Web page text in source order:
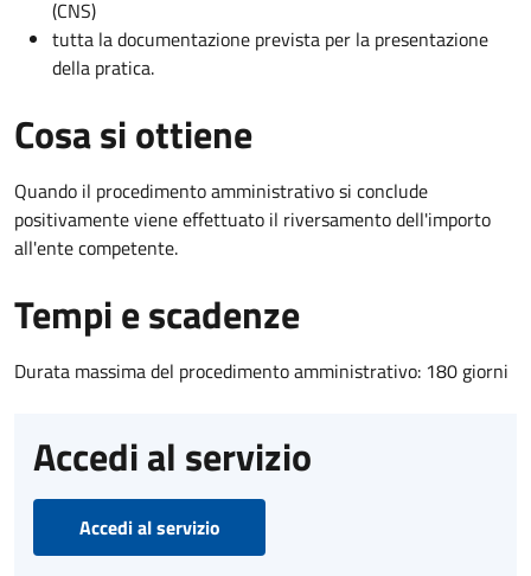
(CNS)
tutta la documentazione prevista per la presentazione
della pratica.
Cosa si ottiene
Quando il procedimento amministrativo si conclude
positivamente viene effettuato il riversamento dell'importo
all'ente competente.
Tempi e scadenze
Durata massima del procedimento amministrativo: 180 giorni
Accedi al servizio
Accedi al servizio